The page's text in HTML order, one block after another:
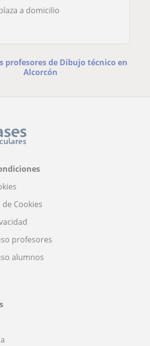
a domicilio
profesores de Dibujo técnico en
Alcorcón
Cookies
profesores
alumnos